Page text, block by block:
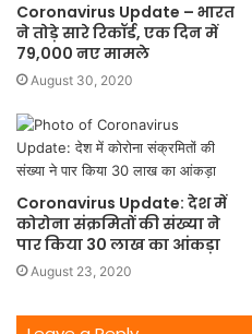
Coronavirus Update – भारत
ने तोड़े सारे रिकॉर्ड, एक दिन में
79,000 नए मामले
August 30, 2020
Coronavirus Update: देश में
कोरोना संक्रमितों की संख्या ने
पार किया 30 लाख का आंकड़ा
August 23, 2020